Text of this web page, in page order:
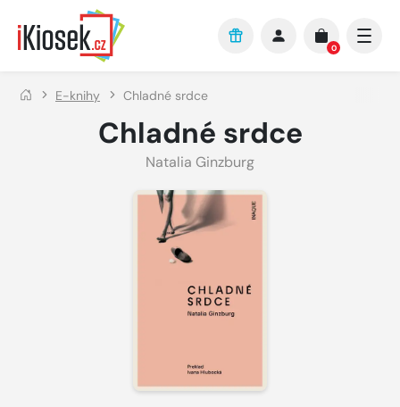
Přejít na hlavní obsah
0
E-knihy Chladné srdce
Chladné srdce
Natalia Ginzburg